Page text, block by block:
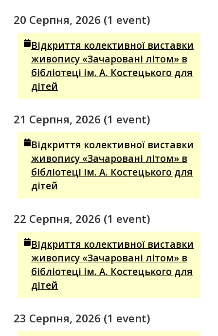
20 Серпня, 2026 (1 event)
Відкриття колективної виставки
живопису «Зачаровані літом» в
бібліотеці ім. А. Костецького для
дітей
21 Серпня, 2026 (1 event)
Відкриття колективної виставки
живопису «Зачаровані літом» в
бібліотеці ім. А. Костецького для
дітей
22 Серпня, 2026 (1 event)
Відкриття колективної виставки
живопису «Зачаровані літом» в
бібліотеці ім. А. Костецького для
дітей
23 Серпня, 2026 (1 event)